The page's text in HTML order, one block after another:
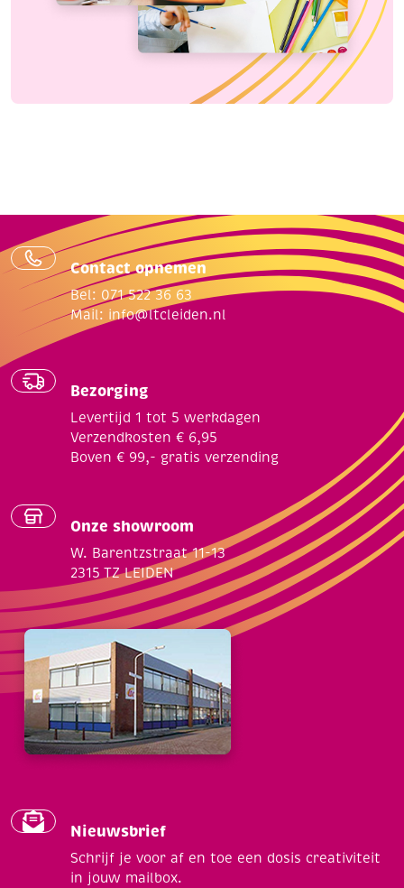
Contact opnemen
Bel: 071 522 36 63
Mail: info@ltcleiden.nl
Bezorging
Levertijd 1 tot 5 werkdagen
Verzendkosten € 6,95
Boven € 99,- gratis verzending
Onze showroom
W. Barentzstraat 11-13
2315 TZ LEIDEN
Nieuwsbrief
Schrijf je voor af en toe een dosis creativiteit
in jouw mailbox.